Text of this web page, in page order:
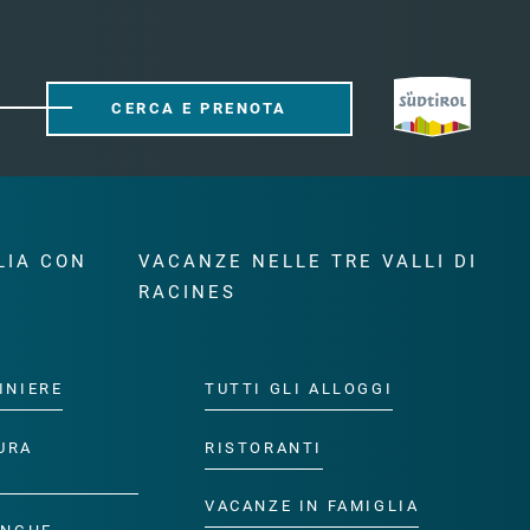
CERCA E PRENOTA
CON
VACANZE NELLE TRE VALLI DI
RACINES
TUTTI GLI ALLOGGI
RISTORANTI
VACANZE IN FAMIGLIA